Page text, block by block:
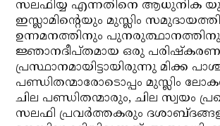
സലഫിയ്യ എന്നതിനെ ആധുനിക
ഇസ്ലാമിന്റെയും മുസ്ലിം
ഉന്നമനത്തിനും
ജ്ഞാനദീപ്തമായ ഒരു പരിഷ്‌കരണ
പ്രസ്ഥാനമായിട്ടായിരുന്നു മിക്ക
പണ്ഡിതന്മാരോടൊപ്പം മുസ്ലിം
ചില പണ്ഡിതന്മാരും, ചില സ്വയം
സലഫി പ്രവര്‍ത്തകരും